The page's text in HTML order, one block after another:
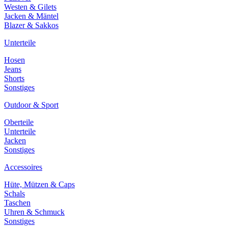
Westen & Gilets
Jacken & Mäntel
Blazer & Sakkos
Unterteile
Hosen
Jeans
Shorts
Sonstiges
Outdoor & Sport
Oberteile
Unterteile
Jacken
Sonstiges
Accessoires
Hüte, Mützen & Caps
Schals
Taschen
Uhren & Schmuck
Sonstiges